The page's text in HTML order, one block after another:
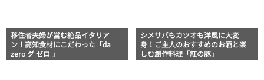
移住者夫婦が営む絶品イタリア
ン！高知食材にこだわった「da
zero ダ ゼロ 」
シメサバもカツオも洋風に大変
身！ご主人のおすすめのお酒と楽
しむ創作料理「紅の豚」